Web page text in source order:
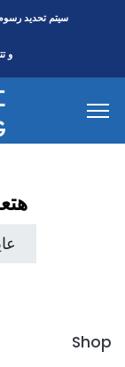
سيتم تحديد
و
Shop